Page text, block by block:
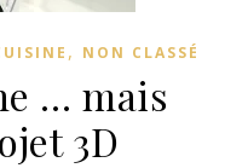
, NON CLASSÉ
… mais
3D